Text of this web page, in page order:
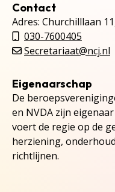
Contact
Adres: Churchilllaan
030-7600405
Secretariaat@ncj.nl
Eigenaarschap
De
en NVDA zijn eigenaar
voert de regie op de
herziening,
richtlijnen.